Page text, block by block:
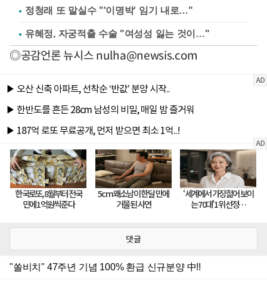
정청래 또 말실수 "'이명박' 임기 내로…"
유혜정, 자궁적출 수술 "여성성 잃는 것이…"
◎공감언론 뉴시스nulha@newsis.com
댓글